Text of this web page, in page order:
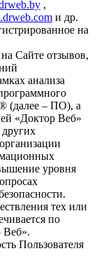
,
и др.
на
Сайте отзывов,
анализа
(далее – ПО), а
«Доктор Веб»
уровня
тех или
по
Веб».
Пользователя